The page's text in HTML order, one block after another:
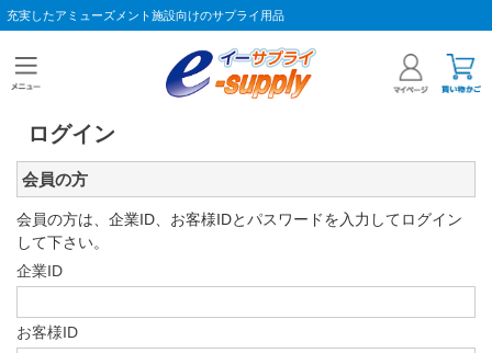
充実したアミューズメント施設向けのサプライ用品
ログイン
会員の方
会員の方は、企業ID、お客様IDとパスワードを入力してログイン
して下さい。
企業ID
お客様ID